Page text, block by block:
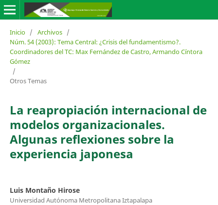
Inicio / Archivos /
Núm. 54 (2003): Tema Central: ¿Crisis del fundamentismo?.
Coordinadores del TC: Max Fernández de Castro, Armando Cíntora
Gómez
/
Otros Temas
La reapropiación internacional de
modelos organizacionales.
Algunas reflexiones sobre la
experiencia japonesa
Luis Montaño Hirose
Universidad Autónoma Metropolitana Iztapalapa